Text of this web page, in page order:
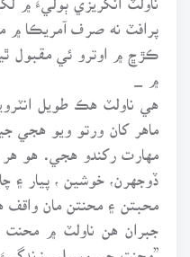
پرافٽ نه صرف آمريڪا ۾
ڪڙڇ ۾ اوترو ئي مقبول
هي ناولٽ هڪ طويل
ماهر کان ورتو ويو
مهارت رکندو هجي. هو هر
ڏوجهرن، خوشين ، پيار ۽
محبتن ۽ محنتن مان واقف
جبران هن ناولٽ ۾ محنت
”محنت جي وسيلي